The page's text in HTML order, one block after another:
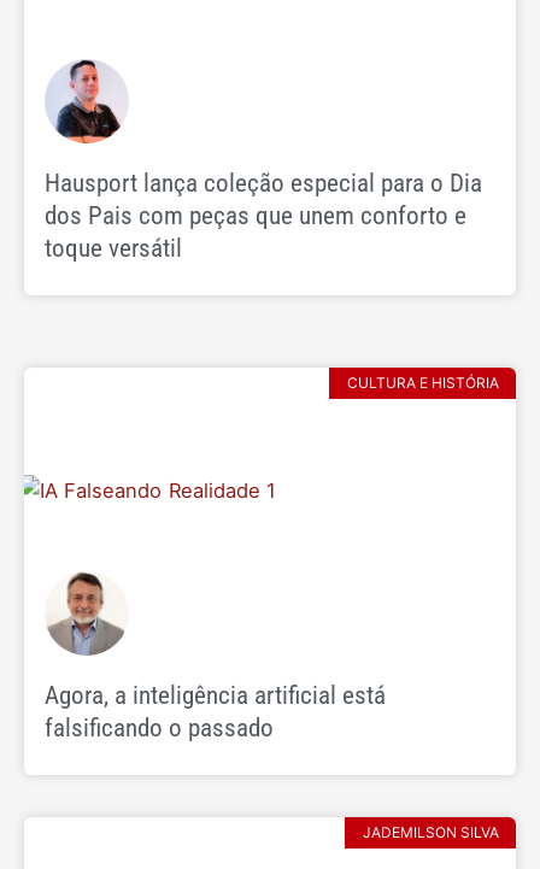
Hausport lança coleção especial para o Dia
dos Pais com peças que unem conforto e
toque versátil
CULTURA E HISTÓRIA
Agora, a inteligência artificial está
falsificando o passado
JADEMILSON SILVA